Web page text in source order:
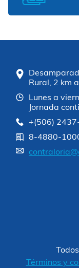
Rural, 2 km
Lunes a
Jornada
+(506)
8-4880-
Términos y